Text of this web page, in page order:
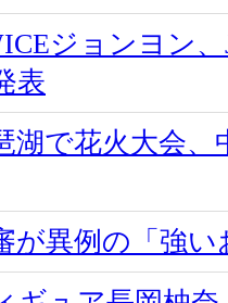
ジョンヨン、
表
湖で花火大会、
が異例の「強い